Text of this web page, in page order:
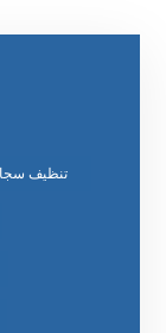
تنظيف